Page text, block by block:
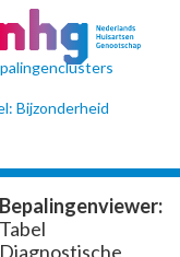
Bijzonderheid
Bepalingenviewer:
Tabel
Diagnostische